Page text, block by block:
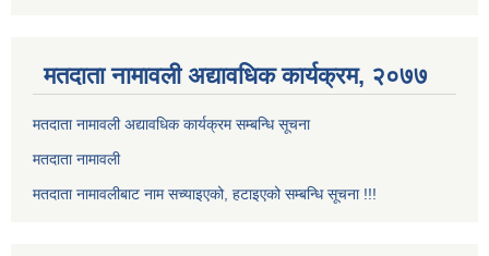
मतदाता नामावली अद्यावधिक कार्यक्रम, २०७७
मतदाता नामावली अद्यावधिक कार्यक्रम सम्बन्धि सूचना
मतदाता नामावली
मतदाता नामावलीबाट नाम सच्याइएको, हटाइएको सम्बन्धि सूचना !!!